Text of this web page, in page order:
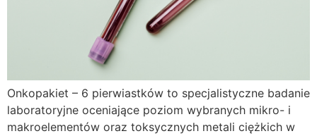
Onkopakiet – 6 pierwiastków to specjalistyczne badanie
laboratoryjne oceniające poziom wybranych mikro- i
makroelementów oraz toksycznych metali ciężkich w